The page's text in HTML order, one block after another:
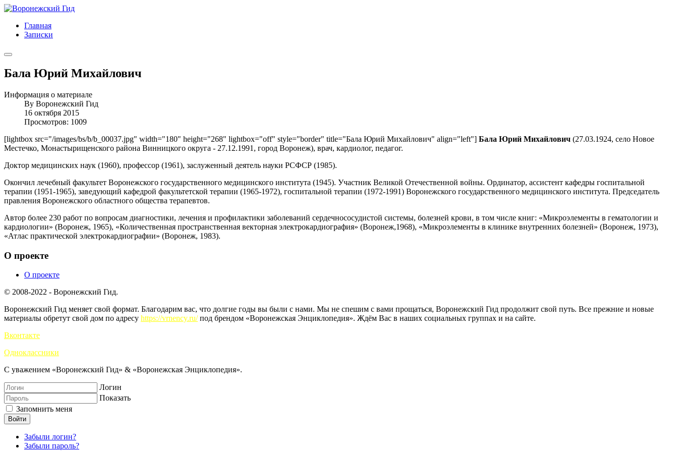
Главная
Записки
Бала Юрий Михайлович
Информация о материале
By Воронежский Гид
16 октября 2015
Просмотров: 1009
[lightbox src="/images/bs/b/b_00037.jpg" width="180" height="268" lightbox="off" style="border" title="Бала Юрий Михайлович" align="left"] Бала Юрий Михайлович (27.03.1924, село Новое
Местечко, Монастырищенского района Винницкого округа - 27.12.1991, город Воронеж), врач, кардиолог, педагог.
Доктор медицинских наук (1960), профессор (1961), заслуженный деятель науки РСФСР (1985).
Окончил лечебный факультет Воронежского государственного медицинского института (1945). Участник Великой Отечественной войны. Ординатор, ассистент кафедры госпитальной
терапии (1951-1965), заведующий кафедрой факультетской терапии (1965-1972), госпитальной терапии (1972-1991) Воронежского государственного медицинского института. Председатель
правления Воронежского областного общества терапевтов.
Автор более 230 работ по вопросам диагностики, лечения и профилактики заболеваний сердечнососудистой системы, болезней крови, в том числе книг: «Микроэлементы в гематологии и
кардиологии» (Воронеж, 1965), «Количественная пространственная векторная электрокардиография» (Воронеж,1968), «Микроэлементы в клинике внутренних болезней» (Воронеж, 1973),
«Атлас практической электрокардиографии» (Воронеж, 1983).
О проекте
О проекте
© 2008-2022 - Воронежский Гид.
Воронежский Гид меняет свой формат. Благодарим вас, что долгие годы вы были с нами. Мы не спешим с вами прощаться, Воронежский Гид продолжит свой путь. Все прежние и новые
материалы обретут свой дом по адресу https://vrnency.ru/под брендом «Воронежская Энциклопедия». Ждём Вас в наших социальных группах и на сайте.
Вконтакте
Одноклассники
С уважением «Воронежский Гид» & «Воронежская Энциклопедия».
Логин
Показать
Запомнить меня
Войти
Забыли логин?
Забыли пароль?